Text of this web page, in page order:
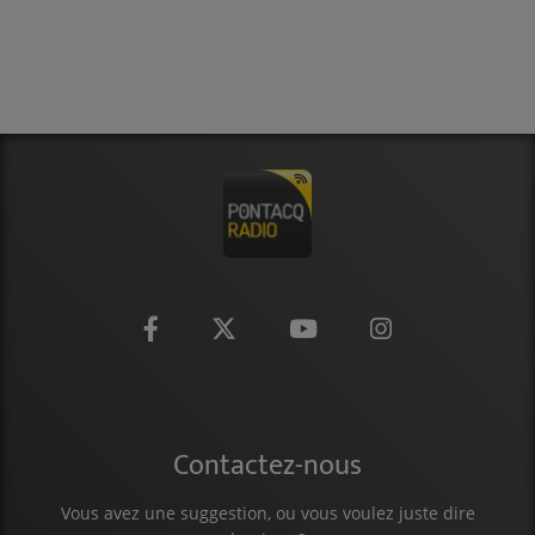
Contactez-nous
Vous avez une suggestion, ou vous voulez juste dire